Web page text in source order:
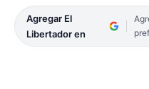
Agregar El
Libertador en